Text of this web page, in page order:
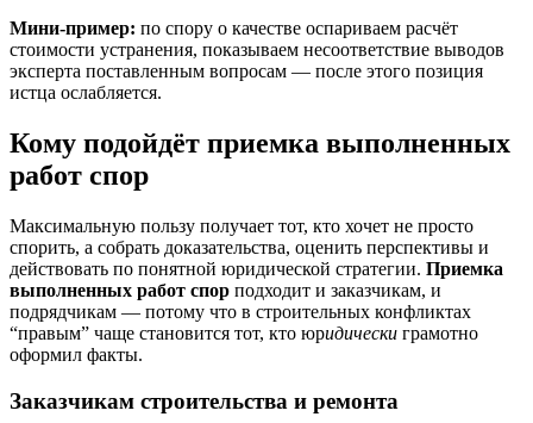
Мини-пример: по спору о качестве оспариваем расчёт
стоимости устранения, показываем несоответствие выводов
эксперта поставленным вопросам — после этого позиция
истца ослабляется.
Кому подойдёт приемка выполненных
работ спор
Максимальную пользу получает тот, кто хочет не просто
спорить, а собрать доказательства, оценить перспективы и
действовать по понятной юридической стратегии. Приемка
выполненных работ спор подходит и заказчикам, и
подрядчикам — потому что в строительных конфликтах
“правым” чаще становится тот, кто юридически грамотно
оформил факты.
Заказчикам строительства и ремонта